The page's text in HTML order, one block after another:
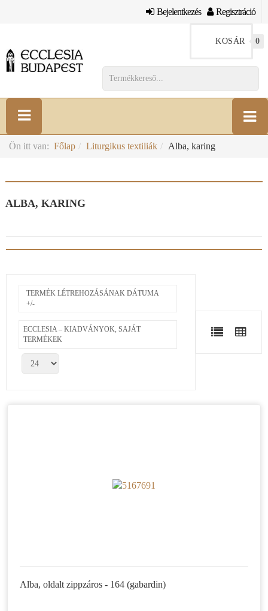
Bejelentkezés Regisztráció
KOSÁR 0
Ön itt van: Főlap Liturgikus textiliák Alba, karing
ALBA, KARING
TERMÉK LÉTREHOZÁSÁNAK DÁTUMA
+/-
ECCLESIA – KIADVÁNYOK, SAJÁT
TERMÉKEK
Alba, oldalt zippzáros - 164 (gabardin)